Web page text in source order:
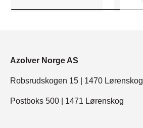
Azolver Norge AS
Robsrudskogen 15 | 1470 Lørenskog
Postboks 500 | 1471 Lørenskog